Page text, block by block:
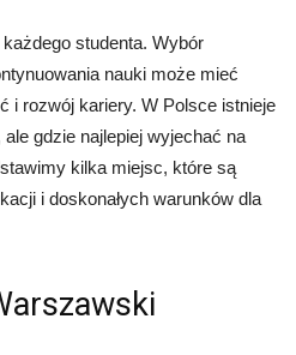
studenta. Wybór
nauki może mieć
i rozwój kariery. W Polsce istnieje
gdzie najlepiej wyjechać na
kilka miejsc, które są
i doskonałych warunków dla